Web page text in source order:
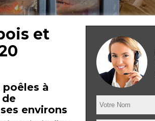
et
poêles à
environs